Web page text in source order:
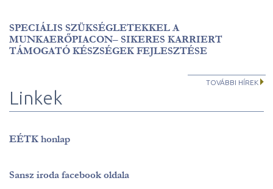
SPECIÁLIS SZÜKSÉGLETEKKEL A
MUNKAERŐPIACON– SIKERES KARRIERT
TÁMOGATÓ KÉSZSÉGEK FEJLESZTÉSE
TOVÁBBI HÍREK
Linkek
EÉTK honlap
Sansz iroda facebook oldala